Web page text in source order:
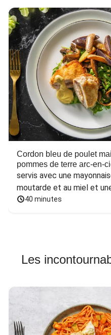
Cordon bleu de poulet
pommes de terre arc-en-
servis avec une
moutarde et au miel et
40 minutes
Les